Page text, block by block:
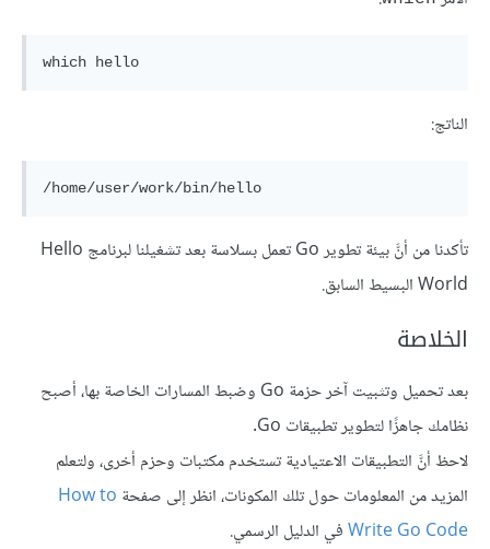
which hello
الناتج:
/home/user/work/bin/hello
تأكدنا من أنَّ بيئة تطوير Go تعمل بسلاسة بعد تشغيلنا لبرنامج Hello
World البسيط السابق.
الخلاصة
بعد تحميل وتثبيت آخر حزمة Go وضبط المسارات الخاصة بها، أصبح
نظامك جاهزًا لتطوير تطبيقات Go.
لاحظ أنَّ التطبيقات الاعتيادية تستخدم مكتبات وحزم أخرى، ولتعلم
المزيد من المعلومات حول تلك المكونات، انظر إلى صفحة How to
Write Go Codeفي الدليل الرسمي.